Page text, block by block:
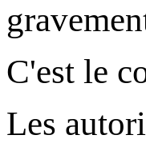
C'est le
Les